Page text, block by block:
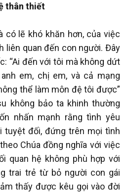
thân thiết
có lẽ khó khăn hơn, của việc
liên quan đến con người. Đây
“Ai đến với tôi mà không dứt
em, chị em, và cả mạng
thể làm môn đệ tôi được”
không bảo ta khinh thường
nhấn mạnh rằng tình yêu
tuyệt đối, đứng trên mọi tình
Chúa đồng nghĩa với việc
quan hệ không phù hợp với
trai trẻ từ bỏ người con gái
thấy được kêu gọi vào đời